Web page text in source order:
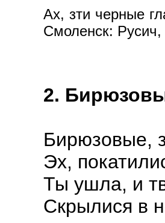
Ах, зти черные
Смоленск: Русич,
2.
Бирюзовые,
Эх,
Ты ушла, и
Скрылися в